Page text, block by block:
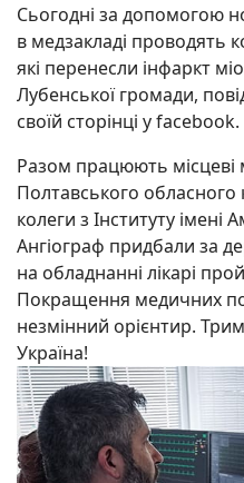
Сьогодні за допомогою
в медзакладі проводять
які перенесли інфаркт
Лубенської громади,
своїй сторінці у facebook.
Разом працюють місцеві
Полтавського обласного
колеги з Інституту імені
Ангіограф придбали за
на обладнанні лікарі
Покращення медичних
незмінний орієнтир.
Україна!